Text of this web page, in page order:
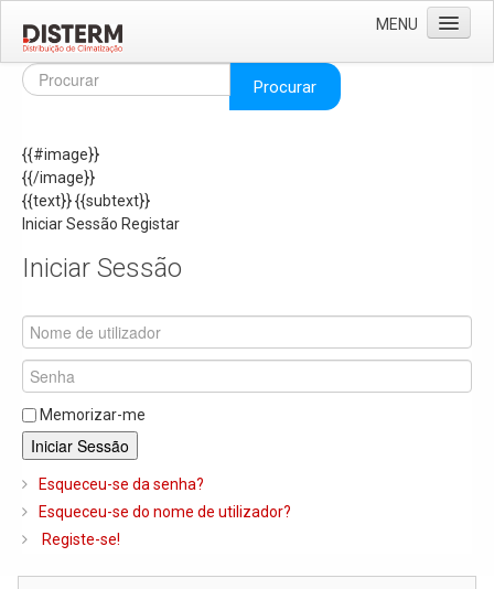
MENU
Home
Áreas de Negócio
Missão e Valores
As Nossas Marcas
Recrutamento
Produtos
Solar
Termoacumuladores e Depósitos de Inércia
Ar Condicionado
Caldeiras e Queimadores
Biomassa
Procurar
{{#image}}
{{/image}}
{{text}}{{subtext}}
Iniciar Sessão Registar
Iniciar Sessão
Memorizar-me
Iniciar Sessão
Esqueceu-se da senha?
Esqueceu-se do nome de utilizador?
Registe-se!